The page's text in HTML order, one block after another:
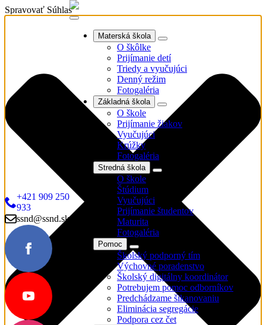
Spravovať Súhlas
+421 909 250
933
ssnd@ssnd.sk
Materská škola
O škôlke
Prijímanie detí
Triedy a vyučujúci
Denný režim
Fotogaléria
Základná škola
O škole
Prijímanie žiakov
Vyučujúci
Krúžky
Fotogaléria
Stredná škola
O škole
Štúdium
Vyučujúci
Prijímanie študentov
Maturita
Fotogaléria
Pomoc
Školský podporný tím
Výchovné poradenstvo
Školský digitálny koordinátor
Potrebujem pomoc odborníkov
Predchádzame šikanovaniu
Eliminácia segregácie
Podpora cez čet